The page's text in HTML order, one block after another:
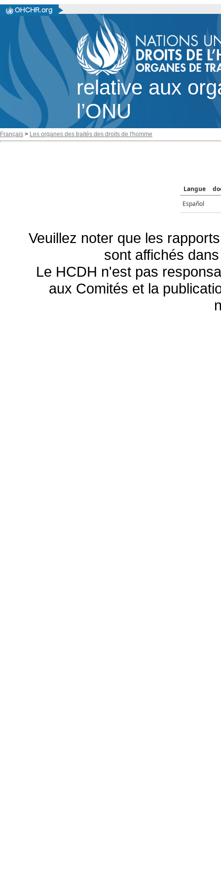
relative aux
l’ONU
Français > Les organes des traités des droits de l'homme
Langue
Español
Veuillez noter que les
sont affichés
Le HCDH n'est pas
aux Comités et la